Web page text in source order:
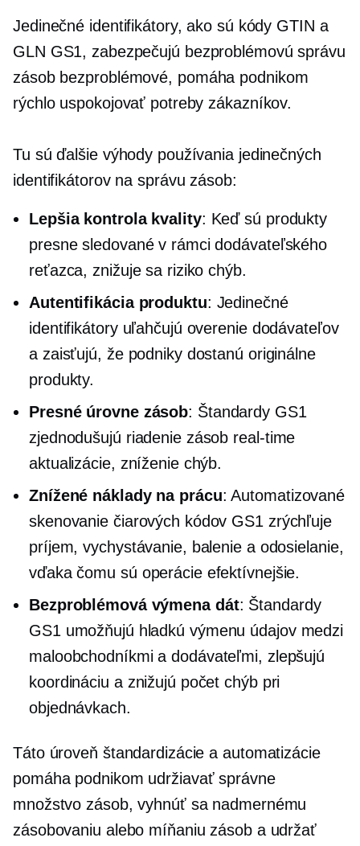
Jedinečné identifikátory, ako sú kódy GTIN a
GLN GS1, zabezpečujú bezproblémovú správu
zásob bezproblémové, pomáha podnikom
rýchlo uspokojovať potreby zákazníkov.
Tu sú ďalšie výhody používania jedinečných
identifikátorov na správu zásob:
Lepšia kontrola kvality: Keď sú produkty
presne sledované v rámci dodávateľského
reťazca, znižuje sa riziko chýb.
Autentifikácia produktu: Jedinečné
identifikátory uľahčujú overenie dodávateľov
a zaisťujú, že podniky dostanú originálne
produkty.
Presné úrovne zásob: Štandardy GS1
zjednodušujú riadenie zásob real-time
aktualizácie, zníženie chýb.
Znížené náklady na prácu: Automatizované
skenovanie čiarových kódov GS1 zrýchľuje
príjem, vychystávanie, balenie a odosielanie,
vďaka čomu sú operácie efektívnejšie.
Bezproblémová výmena dát: Štandardy
GS1 umožňujú hladkú výmenu údajov medzi
maloobchodníkmi a dodávateľmi, zlepšujú
koordináciu a znižujú počet chýb pri
objednávkach.
Táto úroveň štandardizácie a automatizácie
pomáha podnikom udržiavať správne
množstvo zásob, vyhnúť sa nadmernému
zásobovaniu alebo míňaniu zásob a udržať